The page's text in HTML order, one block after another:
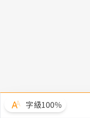
字級100％